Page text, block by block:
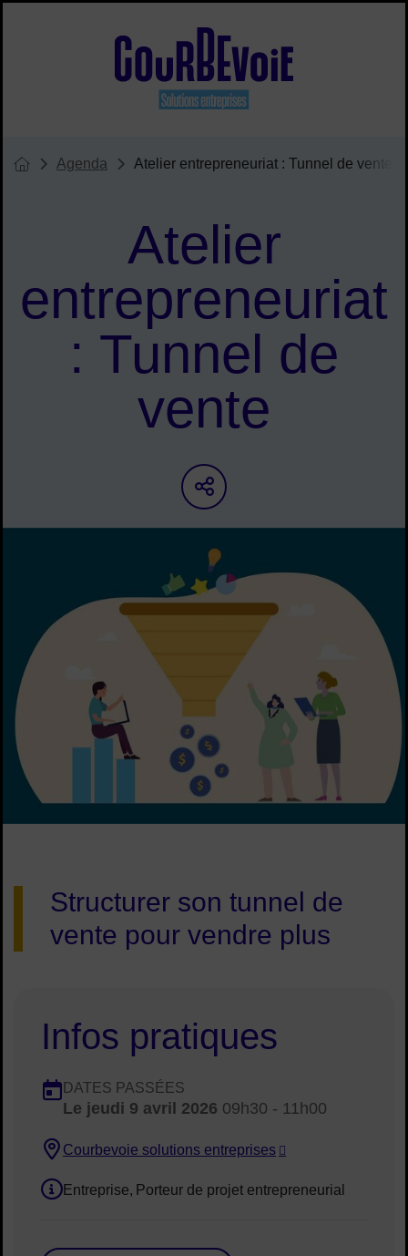
Site officiel de Courbevoie
Vous êtes ici :
Page d'accueil du site
Agenda Atelier entrepreneuriat : Tunnel de vente
Atelier
entrepreneuriat
: Tunnel de
vente
Partager sur les
Structurer son tunnel de
vente pour vendre plus
Infos pratiques
Dates :
Dates en cours
DATES PASSÉES
Le jeudi 9 avril 2026 09h30 - 11h00
Lieu :
Courbevoie solutions entreprises
Public concerné :
Entreprise Porteur de projet entrepreneurial